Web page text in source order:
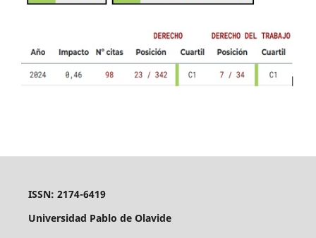
ISSN: 2174-6419
Universidad Pablo de Olavide